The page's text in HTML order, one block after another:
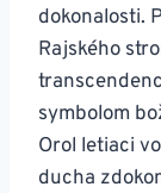
dokonalosti.
Rajského
symbolom
Orol letiaci
ducha